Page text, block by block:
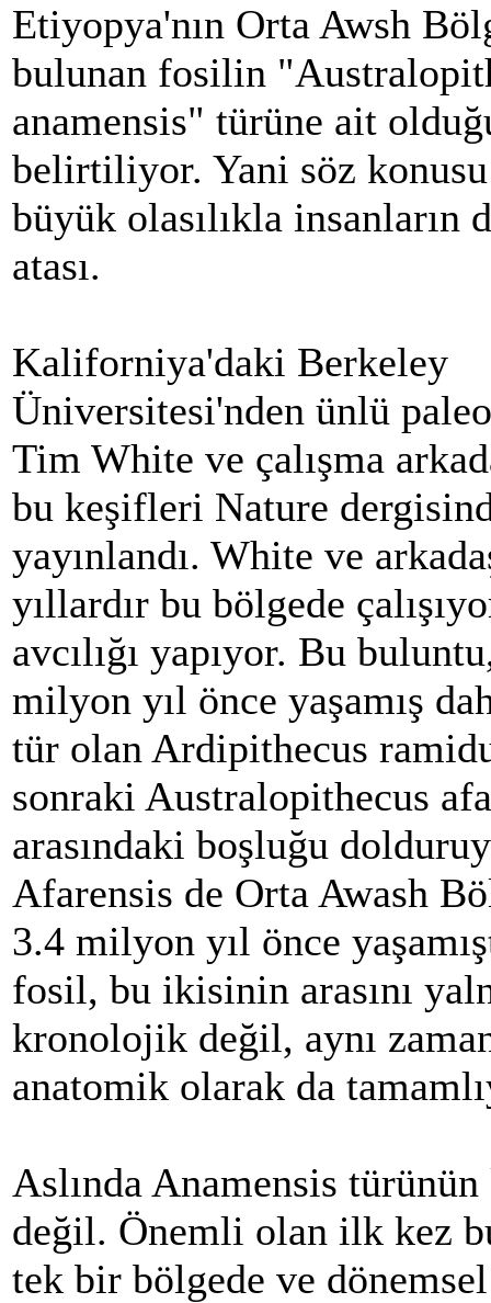
Etiyopya'nın Orta Awsh
bulunan fosilin
anamensis" türüne ait
belirtiliyor. Yani söz
büyük olasılıkla insanların
atası.
Kaliforniya'daki Berkeley
Üniversitesi'nden ünlü
Tim White ve çalışma
bu keşifleri Nature
yayınlandı. White ve
yıllardır bu bölgede
avcılığı yapıyor. Bu
milyon yıl önce yaşamış
tür olan Ardipithecus
sonraki Australopithecus
arasındaki boşluğu
Afarensis de Orta Awash
3.4 milyon yıl önce
fosil, bu ikisinin arasını
kronolojik değil, aynı
anatomik olarak da
Aslında Anamensis
değil. Önemli olan ilk kez
tek bir bölgede ve